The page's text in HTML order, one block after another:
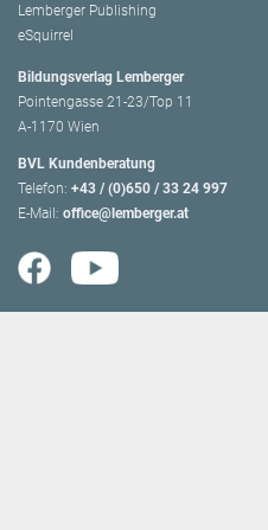
Lemberger Publishing
eSquirrel
Bildungsverlag Lemberger
Pointengasse 21-23/Top 11
A-1170 Wien
BVL Kundenberatung
Telefon: +43 / (0)650 / 33 24 997
E-Mail: office@lemberger.at